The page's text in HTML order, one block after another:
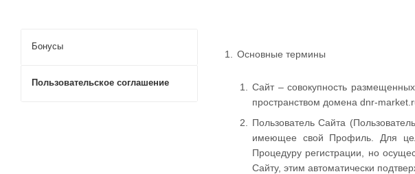
Основные термины
Сайт – совокупность
пространством домена dnr-
Пользователь Сайта
имеющее свой Профиль. Для
Процедуру регистрации, но
Сайту, этим автоматически
Бонусы
Пользовательское соглашение